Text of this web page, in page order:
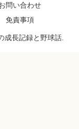
問い合わせ
免責事項
成長記録と野球話.